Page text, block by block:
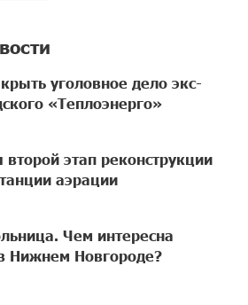
уголовное дело экс-
«Теплоэнерго»
второй этап реконструкции
аэрации
Чем интересна
Нижнем Новгороде?